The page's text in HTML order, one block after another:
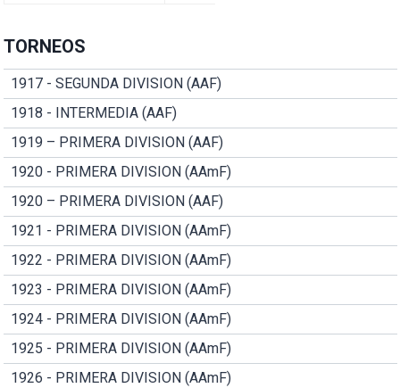
TORNEOS
1917 - SEGUNDA DIVISION (AAF)
1918 - INTERMEDIA (AAF)
1919 – PRIMERA DIVISION (AAF)
1920 - PRIMERA DIVISION (AAmF)
1920 – PRIMERA DIVISION (AAF)
1921 - PRIMERA DIVISION (AAmF)
1922 - PRIMERA DIVISION (AAmF)
1923 - PRIMERA DIVISION (AAmF)
1924 - PRIMERA DIVISION (AAmF)
1925 - PRIMERA DIVISION (AAmF)
1926 - PRIMERA DIVISION (AAmF)